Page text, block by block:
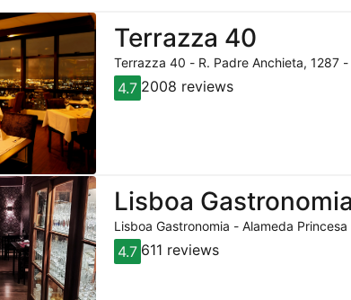
Terrazza 40
Terrazza 40 - R. Padre Anchieta, 1287
4.7 2008 reviews
Lisboa Gastronomia
Lisboa Gastronomia - Alameda
4.7 611 reviews